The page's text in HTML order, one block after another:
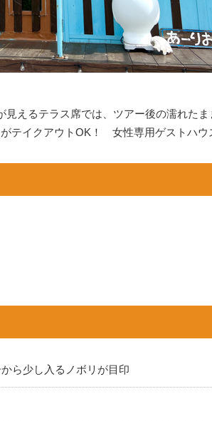
えるテラス席では、ツアー後の濡れた
テイクアウトOK！ 女性専用ゲストハウ
ら少し入るノボリが目印